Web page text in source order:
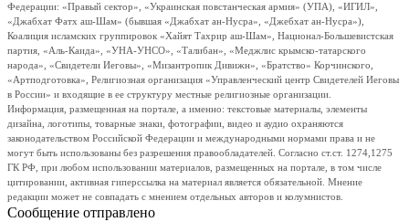
Федерации: «Правый сектор», «Украинская повстанческая армия» (УПА), «ИГИЛ»,
«Джабхат Фатх аш-Шам» (бывшая «Джабхат ан-Нусра», «Джебхат ан-Нусра»),
Коалиция исламских группировок «Хайят Тахрир аш-Шам», Национал-Большевистская
партия, «Аль-Каида», «УНА-УНСО», «Талибан», «Меджлис крымско-татарского
народа», «Свидетели Иеговы», «Мизантропик Дивижн», «Братство» Корчинского,
«Артподготовка», Религиозная организация «Управленческий центр Свидетелей Иеговы
в России» и входящие в ее структуру местные религиозные организации.
Информация, размещенная на портале, а именно: текстовые материалы, элементы
дизайна, логотипы, товарные знаки, фотографии, видео и аудио охраняются
законодательством Российской Федерации и международными нормами права и не
могут быть использованы без разрешения правообладателей. Согласно ст.ст. 1274,1275
ГК РФ, при любом использовании материалов, размещенных на портале, в том числе
цитировании, активная гиперссылка на материал является обязательной. Мнение
редакции может не совпадать с мнением отдельных авторов и колумнистов.
Сообщение отправлено